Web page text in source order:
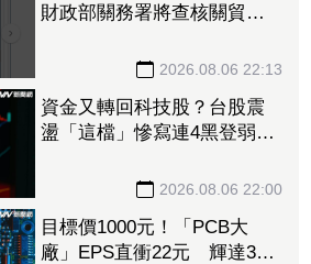
財政部關務署將查核關貿公
2026.08.06 22:13
資金又轉回科技股？台股震
盪「這檔」慘寫連4黑登弱勢
2026.08.06 22:00
目標價1000元！「PCB大
廠」EPS直衝22元 輝達3年